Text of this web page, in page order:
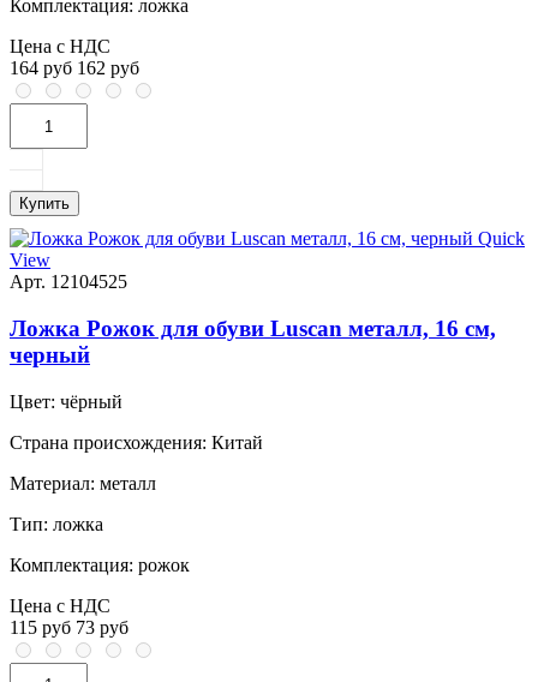
Комплектация: ложка
Цена с НДС
164 руб 162 руб
Купить
Quick
View
Арт. 12104525
Ложка Рожок для обуви Luscan металл, 16 см,
черный
Цвет: чёрный
Страна происхождения: Китай
Материал: металл
Тип: ложка
Комплектация: рожок
Цена с НДС
115 руб 73 руб